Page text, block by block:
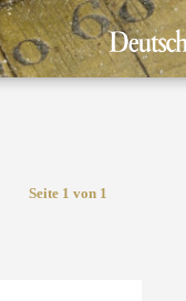
Seite 1 von 1